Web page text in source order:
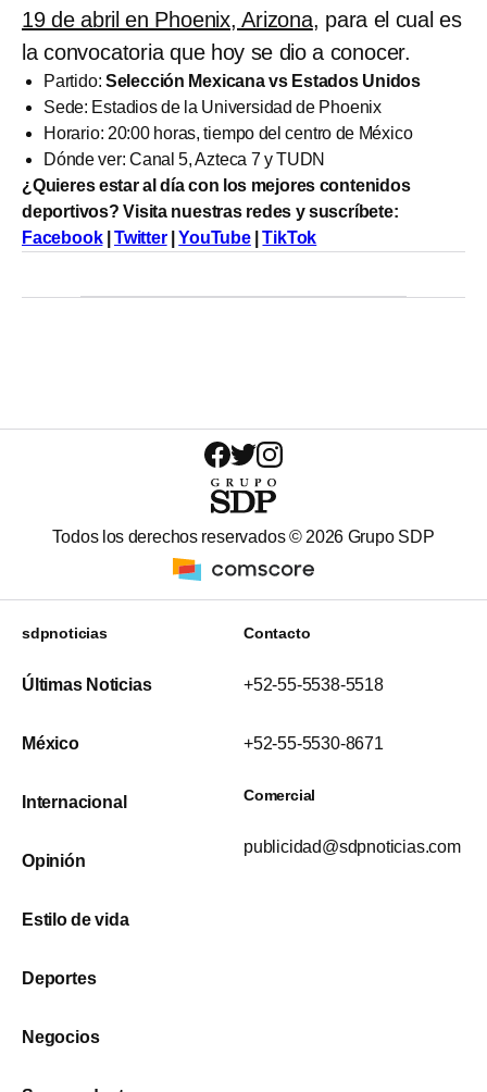
19 de abril en Phoenix, Arizona, para el cual es
la convocatoria que hoy se dio a conocer.
Partido: Selección Mexicana vs Estados Unidos
Sede: Estadios de la Universidad de Phoenix
Horario: 20:00 horas, tiempo del centro de México
Dónde ver: Canal 5, Azteca 7 y TUDN
¿Quieres estar al día con los mejores contenidos
deportivos? Visita nuestras redes y suscríbete:
Facebook|Twitter|YouTube|TikTok
Todos los derechos reservados © 2026 Grupo SDP
sdpnoticias
Últimas Noticias
México
Internacional
Opinión
Estilo de vida
Deportes
Negocios
Contacto
+52-55-5538-5518
+52-55-5530-8671
Comercial
publicidad@sdpnoticias.com